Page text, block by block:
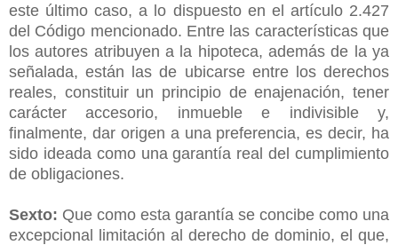
este último caso, a lo dispuesto en el artículo 2.427
del Código mencionado. Entre las características que
los autores atribuyen a la hipoteca, además de la ya
señalada, están las de ubicarse entre los derechos
reales, constituir un principio de enajenación, tener
carácter accesorio, inmueble e indivisible y,
finalmente, dar origen a una preferencia, es decir, ha
sido ideada como una garantía real del cumplimiento
de obligaciones.
Sexto: Que como esta garantía se concibe como una
excepcional limitación al derecho de dominio, el que,